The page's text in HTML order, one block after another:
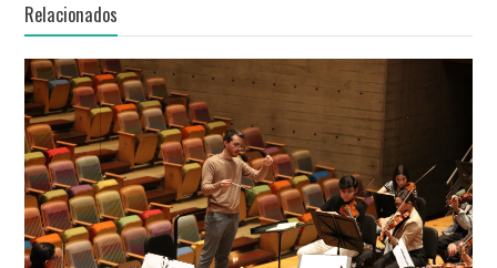
Relacionados